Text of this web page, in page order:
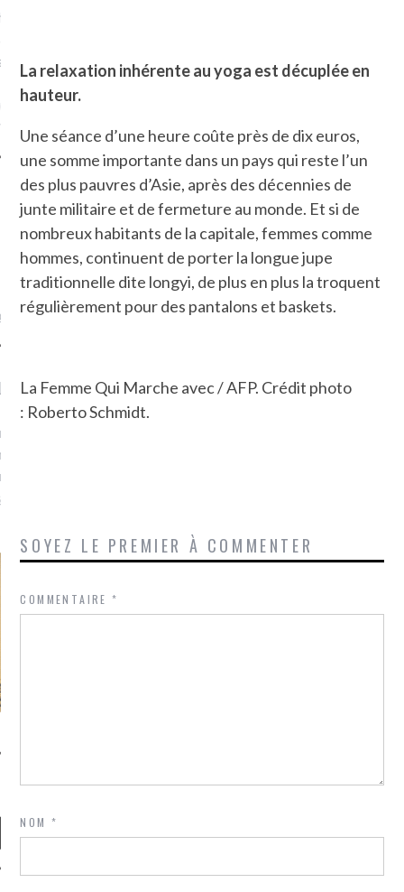
incite à un autre regard
surla-femme-qui-
MOI SUR
TWITTER
@Isa_Monrozier
ARCACHON
je t'aime, my little bassin
comment ? "
je ne parle presque que
La relaxation inhérente au yoga est décuplée en
hauteur.
Une séance d’une heure coûte près de dix euros,
une somme importante dans un pays qui reste l’un
des plus pauvres d’Asie, après des décennies de
junte militaire et de fermeture au monde. Et si de
nombreux habitants de la capitale, femmes comme
hommes, continuent de porter la longue jupe
traditionnelle dite longyi, de plus en plus la troquent
régulièrement pour des pantalons et baskets.
La Femme Qui Marche avec / AFP. Crédit photo
: Roberto Schmidt.
SOYEZ LE PREMIER À COMMENTER
COMMENTAIRE*
NOM*